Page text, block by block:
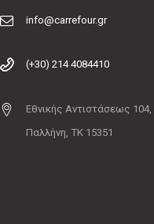
info@carrefour.gr
(+30) 214 4084410
Εθνικής Αντιστάσεως 104,
Παλλήνη, ΤΚ 15351